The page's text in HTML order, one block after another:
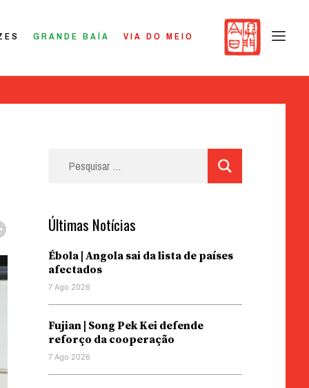
GRANDE BAÍA VIA DO MEIO
Últimas Notícias
Ébola | Angola sai da lista de países
afectados
7 Ago 2026
Fujian | Song Pek Kei defende
reforço da cooperação
7 Ago 2026